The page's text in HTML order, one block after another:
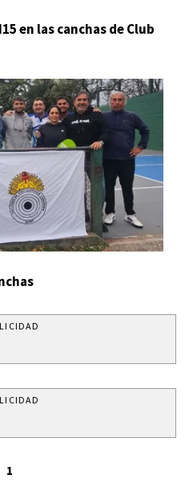
en las canchas de Club
1